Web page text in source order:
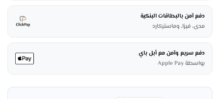
دفع آمن بالبطاقات البنكية
مدى، فيزا، وماستركارد
دفع سريع وآمن مع أبل باي
بواسطة Apple Pay